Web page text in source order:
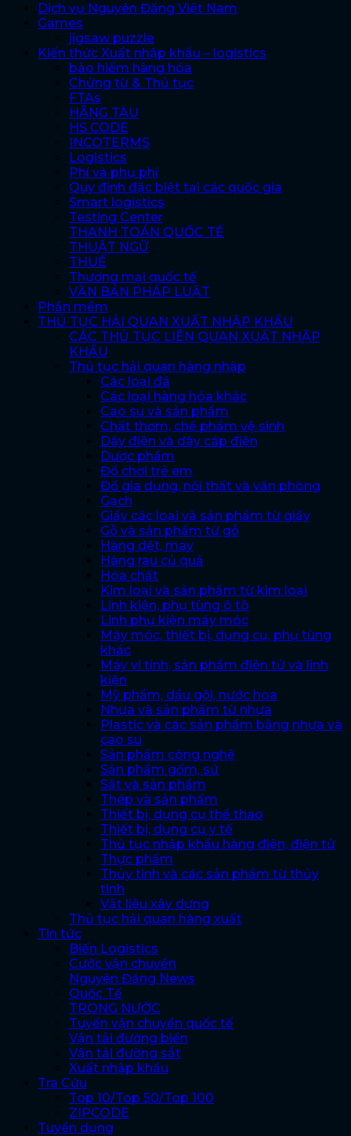
Dịch vụ Nguyên Đăng Việt Nam
Games
jigsaw puzzle
Kiến thức Xuất nhập khẩu – logistics
bảo hiểm hàng hóa
Chứng từ & Thủ tục
FTAs
HÃNG TÀU
HS CODE
INCOTERMS
Logistics
Phí và phụ phí
Quy định đặc biệt tại các quốc gia
Smart logistics
Testing Center
THANH TOÁN QUỐC TẾ
THUẬT NGỮ
THUẾ
Thương mại quốc tế
VĂN BẢN PHÁP LUẬT
Phần mềm
THỦ TỤC HẢI QUAN XUẤT NHẬP KHẨU
CÁC THỦ TỤC LIÊN QUAN XUẤT NHẬP
KHẨU
Thủ tục hải quan hàng nhập
Các loại đá
Các loại hàng hóa khác
Cao su và sản phẩm
Chất thơm, chế phẩm vệ sinh
Dây điện và dây cáp điện
Dược phẩm
Đồ chơi trẻ em
Đồ gia dụng, nội thất và văn phòng
Gạch
Giấy các loại và sản phẩm từ giấy
Gỗ và sản phẩm từ gỗ
Hàng dệt, may
Hàng rau củ quả
Hóa chất
Kim loại và sản phẩm từ kim loại
Linh kiện, phụ tùng ô tô
Linh phụ kiện máy móc
Máy móc, thiết bị, dụng cụ, phụ tùng
khác
Máy vi tính, sản phẩm điện tử và linh
kiện
Mỹ phẩm, dầu gội, nước hoa
Nhựa và sản phẩm từ nhựa
Plastic và các sản phẩm bằng nhựa và
cao su
Sản phẩm công nghệ
Sản phẩm gốm, sứ
Sắt và sản phẩm
Thép và sản phẩm
Thiết bị, dụng cụ thể thao
Thiết bị, dụng cụ y tế
Thủ tục nhập khẩu hàng điện, điện tử
Thực phẩm
Thủy tinh và các sản phẩm từ thủy
tinh
Vật liệu xây dựng
Thủ tục hải quan hàng xuất
Tin tức
Biến Logistics
Cước vận chuyển
Nguyên Đăng News
Quốc Tế
TRONG NƯỚC
Tuyến vận chuyển quốc tế
Vận tải đường biển
Vận tải đường sắt
Xuất nhập khẩu
Tra Cứu
Top 10/Top 50/Top 100
ZIPCODE
Tuyển dụng